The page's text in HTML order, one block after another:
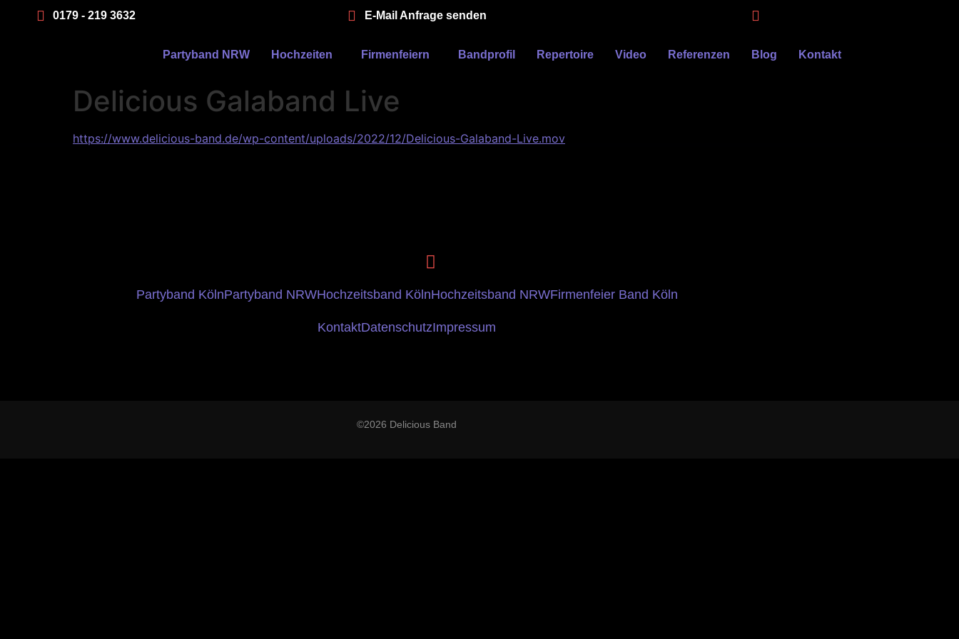
0179 - 219 3632 E-Mail Anfrage senden
Partyband NRW Hochzeiten Firmenfeiern Bandprofil Repertoire Video Referenzen Blog Kontakt
Delicious Galaband Live
https://www.delicious-band.de/wp-content/uploads/2022/12/Delicious-Galaband-Live.mov
Partyband KölnPartyband NRWHochzeitsband KölnHochzeitsband NRWFirmenfeier Band Köln
KontaktDatenschutzImpressum
©2026 Delicious Band